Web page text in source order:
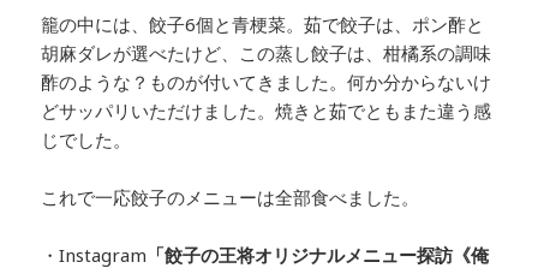
籠の中には、餃子6個と青梗菜。茹で餃子は、ポン酢と
胡麻ダレが選べたけど、この蒸し餃子は、柑橘系の調味
酢のような？ものが付いてきました。何か分からないけ
どサッパリいただけました。焼きと茹でともまた違う感
じでした。
これで一応餃子のメニューは全部食べました。
・Instagram 「餃子の王将オリジナルメニュー探訪 《俺